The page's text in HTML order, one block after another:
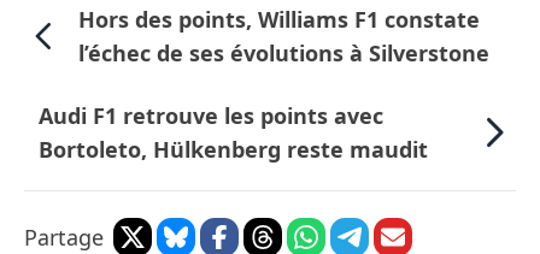
Hors des points, Williams F1 constate
l’échec de ses évolutions à Silverstone
Audi F1 retrouve les points avec
Bortoleto, Hülkenberg reste maudit
Partage